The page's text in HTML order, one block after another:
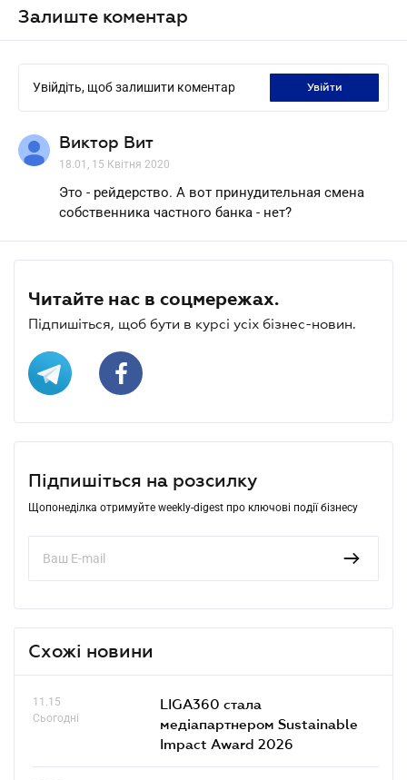
Залиште коментар
Увійдіть, щоб залишити коментар увійти
Виктор Вит
18.01, 15 Квітня 2020
Это - рейдерство. А вот принудительная смена
собственника частного банка - нет?
Читайте нас в соцмережах.
Підпишіться, щоб бути в курсі усіх бізнес-новин.
Підпишіться на розсилку
Щопонеділка отримуйте weekly-digest про ключові події бізнесу
Схожі новини
11.15
Сьогодні
LIGA360 стала
медіапартнером Sustainable
Impact Award 2026